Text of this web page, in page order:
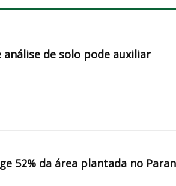
de solo pode auxiliar
52% da área plantada no